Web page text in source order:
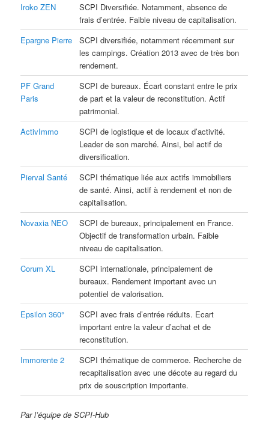
Iroko ZEN
SCPI Diversifiée. Notamment, absence de
frais d’entrée. Faible niveau de capitalisation.
Epargne Pierre
SCPI diversifiée, notamment récemment sur
les campings. Création 2013 avec de très bon
rendement.
PF Grand
Paris
SCPI de bureaux. Écart constant entre le prix
de part et la valeur de reconstitution. Actif
patrimonial.
ActivImmo
SCPI de logistique et de locaux d’activité.
Leader de son marché. Ainsi, bel actif de
diversification.
Pierval Santé
SCPI thématique liée aux actifs immobiliers
de santé. Ainsi, actif à rendement et non de
capitalisation.
Novaxia NEO
SCPI de bureaux, principalement en France.
Objectif de transformation urbain. Faible
niveau de capitalisation.
Corum XL
SCPI internationale, principalement de
bureaux. Rendement important avec un
potentiel de valorisation.
Epsilon 360°
SCPI avec frais d’entrée réduits. Ecart
important entre la valeur d’achat et de
reconstitution.
Immorente 2
SCPI thématique de commerce. Recherche de
recapitalisation avec une décote au regard du
prix de souscription importante.
Par l’équipe de SCPI-Hub